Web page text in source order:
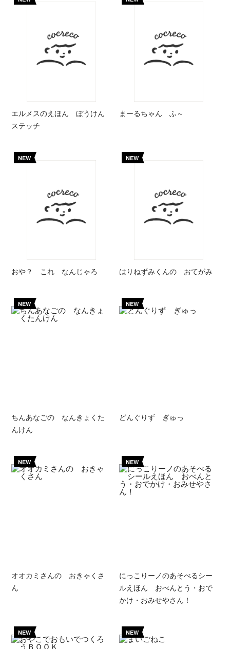
エルメスのえほん ぼうけん
ステッチ
まーるちゃん ふ～
NEW
おや？ これ なんじゃろ
NEW
はりねずみくんの おてがみ
NEW
ちんあなごの なんきょくた
んけん
NEW
どんぐりず ぎゅっ
NEW
オオカミさんの おきゃくさ
ん
NEW
にっこりーノのあそべるシー
ルえほん おべんとう・おで
かけ・おみせやさん！
NEW NEW